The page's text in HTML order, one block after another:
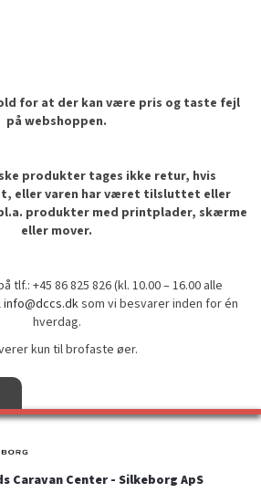
for at der kan være pris og taste fejl
på webshoppen.
produkter tages ikke retur, hvis
eller varen har været tilsluttet eller
produkter med printplader, skærme
eller mover.
tlf.: +45 86 825 826 (kl. 10.00 – 16.00 alle
info@dccs.dksom vi besvarer inden for én
hverdag.
kun til brofaste øer.
Caravan Center - Silkeborg ApS